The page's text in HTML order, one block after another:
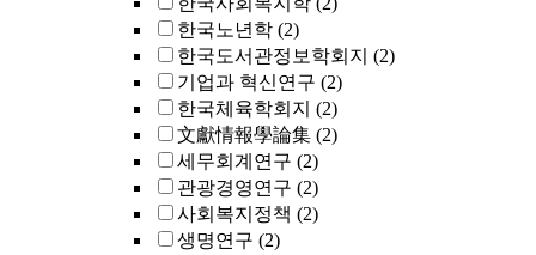
한국노년학 (2)
한국도서관정보학회지 (2)
기업과 혁신연구 (2)
한국체육학회지 (2)
文獻情報學論集 (2)
세무회계연구 (2)
관광경영연구 (2)
사회복지정책 (2)
생명연구 (2)